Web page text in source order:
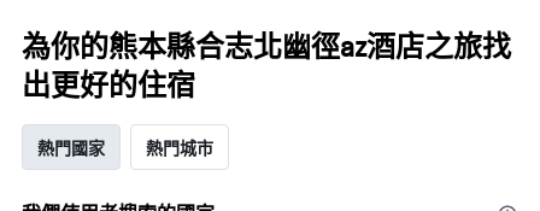
為你的熊本縣合志北幽徑az酒店之旅找
出更好的住宿
熱門國家 熱門城市